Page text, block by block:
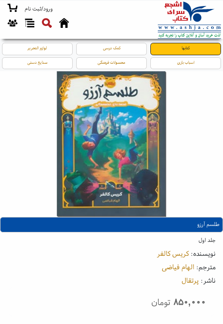
ورود/ثبت نام
کتابها کمک درسی لوازم التحریر
اسباب بازی محصولات فرهنگی صنایع دستی
طلسم آرزو
جلد اول
نویسنده:کریس کالفر
مترجم: الهام فیاضی
ناشر: پرتقال
۸۵۰,۰۰۰ تومان